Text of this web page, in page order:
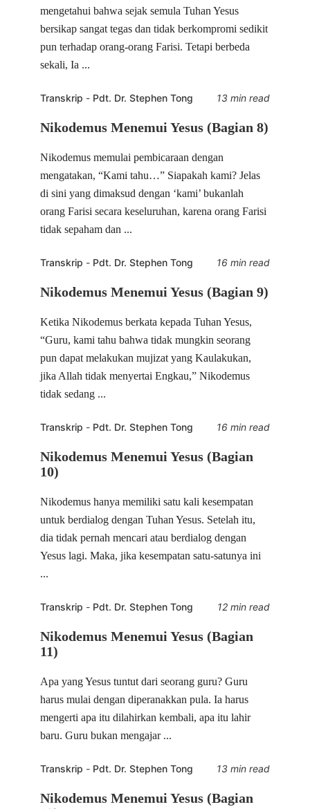
mengetahui bahwa sejak semula Tuhan Yesus
bersikap sangat tegas dan tidak berkompromi sedikit
pun terhadap orang-orang Farisi. Tetapi berbeda
sekali, Ia ...
Transkrip - Pdt. Dr. Stephen Tong 13 min read
Nikodemus Menemui Yesus (Bagian 8)
Nikodemus memulai pembicaraan dengan
mengatakan, “Kami tahu…” Siapakah kami? Jelas
di sini yang dimaksud dengan ‘kami’ bukanlah
orang Farisi secara keseluruhan, karena orang Farisi
tidak sepaham dan ...
Transkrip - Pdt. Dr. Stephen Tong 16 min read
Nikodemus Menemui Yesus (Bagian 9)
Ketika Nikodemus berkata kepada Tuhan Yesus,
“Guru, kami tahu bahwa tidak mungkin seorang
pun dapat melakukan mujizat yang Kaulakukan,
jika Allah tidak menyertai Engkau,” Nikodemus
tidak sedang ...
Transkrip - Pdt. Dr. Stephen Tong 16 min read
Nikodemus Menemui Yesus (Bagian
10)
Nikodemus hanya memiliki satu kali kesempatan
untuk berdialog dengan Tuhan Yesus. Setelah itu,
dia tidak pernah mencari atau berdialog dengan
Yesus lagi. Maka, jika kesempatan satu-satunya ini
...
Transkrip - Pdt. Dr. Stephen Tong 12 min read
Nikodemus Menemui Yesus (Bagian
11)
Apa yang Yesus tuntut dari seorang guru? Guru
harus mulai dengan diperanakkan pula. Ia harus
mengerti apa itu dilahirkan kembali, apa itu lahir
baru. Guru bukan mengajar ...
Transkrip - Pdt. Dr. Stephen Tong 13 min read
Nikodemus Menemui Yesus (Bagian